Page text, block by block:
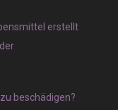
erstellt
beschädigen?